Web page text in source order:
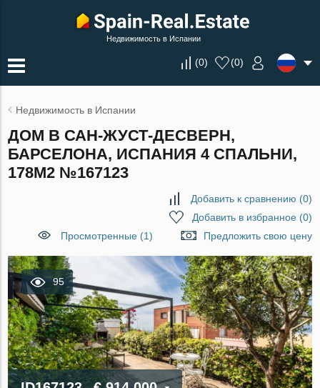
Недвижимость в Испании
(0) (0)
Недвижимость в Испании
ДОМ В САН-ЖУСТ-ДЕСВЕРН,
БАРСЕЛОНА, ИСПАНИЯ 4 СПАЛЬНИ,
178М2 №167123
Добавить к сравнению (0)
Добавить в избранное(0)
Просмотренные (1)
Предложить свою цену
95